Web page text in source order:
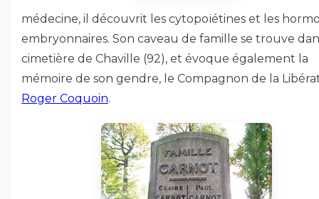
médecine, il découvrit les cytopoïétines et les
embryonnaires. Son caveau de famille se trouve
cimetière de Chaville (92), et évoque également la
mémoire de son gendre, le Compagnon de la
Roger Coquoin.